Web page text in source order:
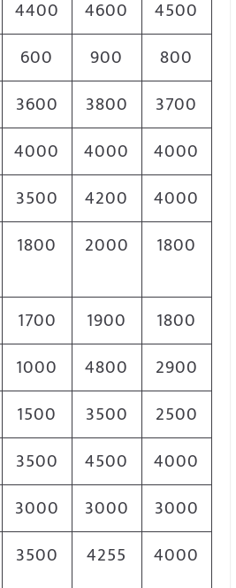
4400 4600
4500
600 900
800
3600 3800
3700
4000 4000
4000
3500 4200
4000
1800 2000 1800
1700 1900
1800
1000 4800
2900
1500 3500
2500
3500 4500
4000
3000 3000
3000
3500 4255 4000